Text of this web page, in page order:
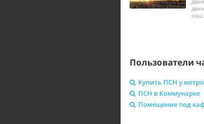
Пользователи
Купить ПСН у
ПСН в Коммунарке
Помещение под